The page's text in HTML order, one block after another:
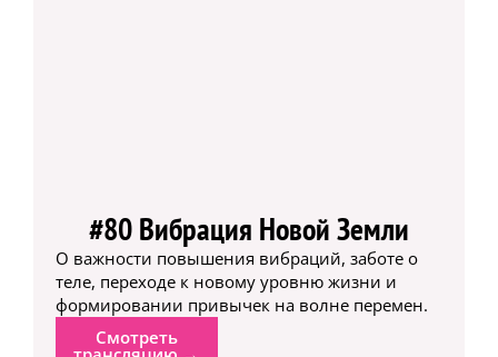
#80 Вибрация Новой Земли
О важности повышения вибраций, заботе о
теле, переходе к новому уровню жизни и
формировании привычек на волне перемен.
Смотреть